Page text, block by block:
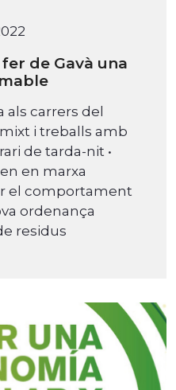
de Gavà una
als carrers del
i treballs amb
de tarda-nit •
en marxa
el comportament
ordenança
residus